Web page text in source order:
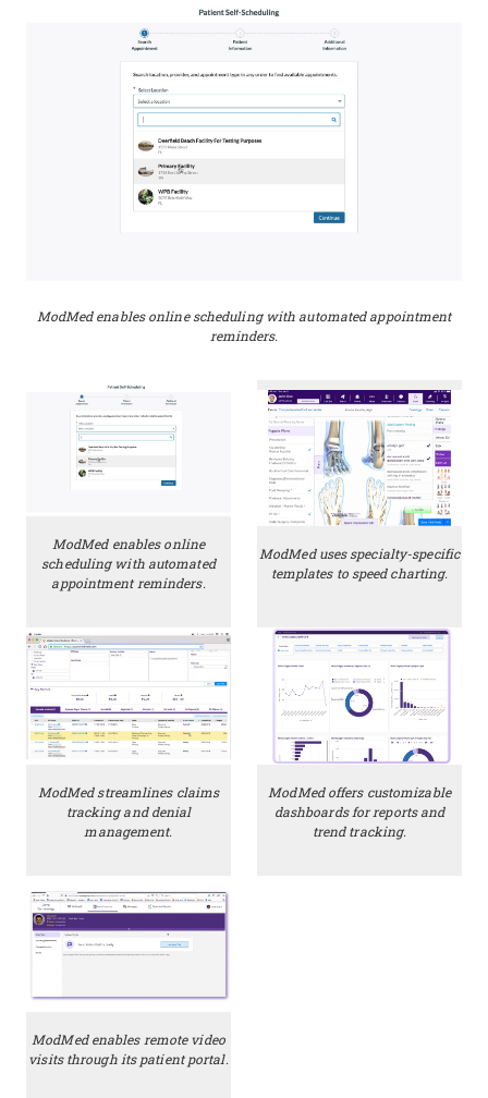
ModMed enables online scheduling with automated appointment
reminders.
ModMed enables online
scheduling with automated
appointment reminders.
ModMed uses specialty-specific
templates to speed charting.
ModMed streamlines claims
tracking and denial
management.
ModMed offers customizable
dashboards for reports and
trend tracking.
ModMed enables remote video
visits through its patient portal.